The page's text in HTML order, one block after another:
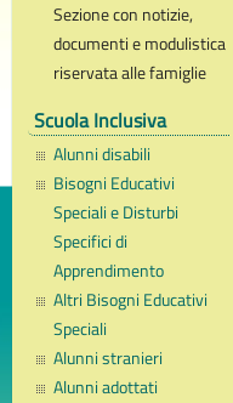
Sezione con notizie,
documenti e modulistica
riservata alle famiglie
Scuola Inclusiva
Alunni disabili
Bisogni Educativi
Speciali e Disturbi
Specifici di
Apprendimento
Altri Bisogni Educativi
Speciali
Alunni stranieri
Alunni adottati